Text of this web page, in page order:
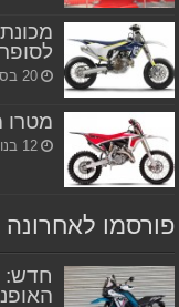
20 בספטמבר 2015
מטרו
12 בנובמבר 2021
פורסמו לאחרונה
חדש: